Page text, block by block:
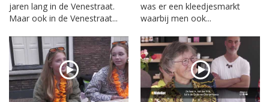
jaren lang in de Venestraat.
Maar ook in de Venestraat...
was er een kleedjesmarkt
waarbij men ook...